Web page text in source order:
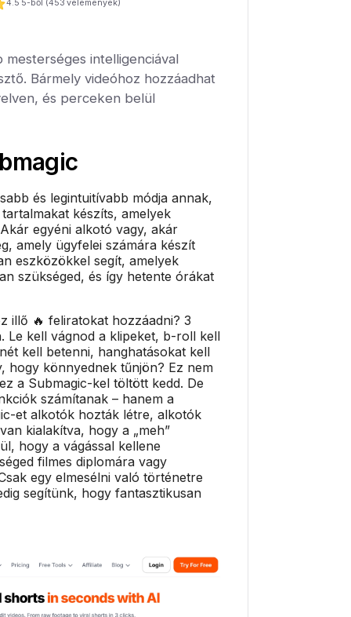
4.5 5-ből (453 vélemények)
mesterséges intelligenciával
Bármely videóhoz hozzáadhat
és perceken belül
és legintuitívabb módja annak,
készíts, amelyek
egyéni alkotó vagy, akár
amely ügyfelei számára készít
eszközökkel segít, amelyek
szükséged, és így hetente órákat
illő 🔥 feliratokat hozzáadni? 3
Le kell vágnod a klipeket, b-roll kell
kell betenni, hanghatásokat kell
hogy könnyednek tűnjön? Ez nem
a Submagic-kel töltött kedd. De
számítanak – hanem a
et alkotók hozták létre, alkotók
kialakítva, hogy a „meh”
hogy a vágással kellene
filmes diplomára vagy
egy elmesélni való történetre
segítünk, hogy fantasztikusan